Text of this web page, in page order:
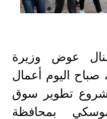
عوض وزيرة
صباح اليوم أعمال
مشروع تطوير سوق
بمحافظة